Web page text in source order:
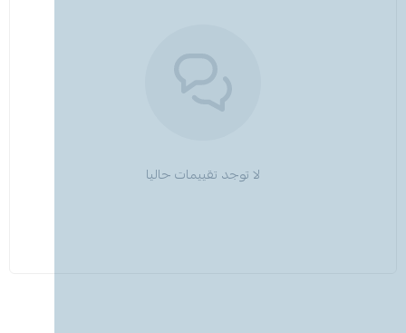
لا توجد تقييمات حاليا